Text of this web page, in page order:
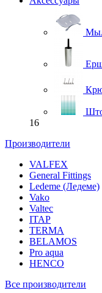
16
Производители
VALFEX
General Fittings
Ledeme (Ледеме)
Vako
Valtec
ITAP
TERMA
BELAMOS
Pro aqua
HENCO
Все производители